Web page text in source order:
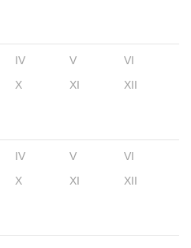
IV V
VI
X XI XII
IV V
VI
X XI XII